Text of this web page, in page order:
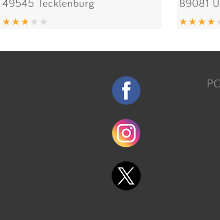
49545 Tecklenburg 89081